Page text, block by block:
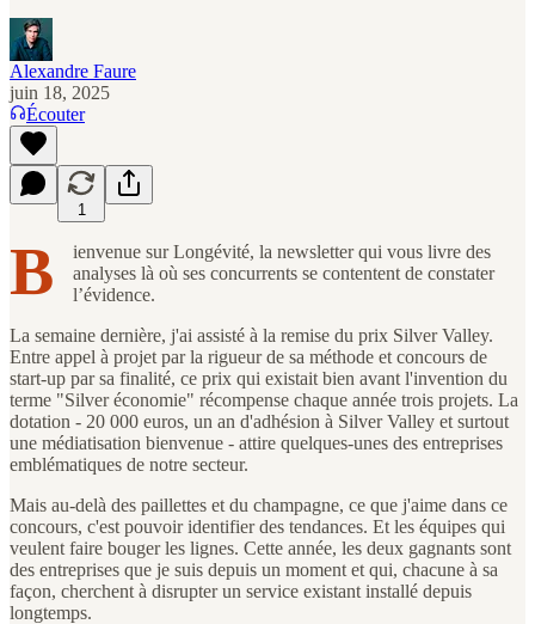
Alexandre Faure
juin 18, 2025
Écouter
1
B
ienvenue sur Longévité, la newsletter qui vous livre des
analyses là où ses concurrents se contentent de constater
l’évidence.
La semaine dernière, j'ai assisté à la remise du prix Silver Valley.
Entre appel à projet par la rigueur de sa méthode et concours de
start-up par sa finalité, ce prix qui existait bien avant l'invention du
terme "Silver économie" récompense chaque année trois projets. La
dotation - 20 000 euros, un an d'adhésion à Silver Valley et surtout
une médiatisation bienvenue - attire quelques-unes des entreprises
emblématiques de notre secteur.
Mais au-delà des paillettes et du champagne, ce que j'aime dans ce
concours, c'est pouvoir identifier des tendances. Et les équipes qui
veulent faire bouger les lignes. Cette année, les deux gagnants sont
des entreprises que je suis depuis un moment et qui, chacune à sa
façon, cherchent à disrupter un service existant installé depuis
longtemps.